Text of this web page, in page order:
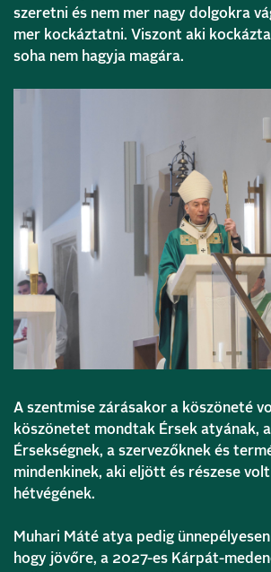
szeretni és nem mer nagy dolgokra
mer kockáztatni. Viszont aki
soha nem hagyja magára.
A szentmise zárásakor a köszöneté
köszönetet mondtak Érsek atyának,
Érsekségnek, a szervezőknek és
mindenkinek, aki eljött és részese
hétvégének.
Muhari Máté atya pedig
hogy jövőre, a 2027-es Kárpát-